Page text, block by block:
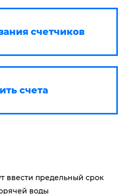
счетчиков
счета
ввести предельный срок
воды